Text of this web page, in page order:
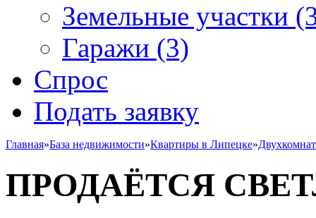
Земельные участки
Гаражи (3)
Спрос
Подать заявку
Главная»База недвижимости»Квартиры в Липецке»
ПРОДАЁТСЯ